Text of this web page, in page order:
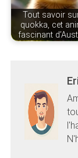
Tout savoir
quokka, cet
fascinant